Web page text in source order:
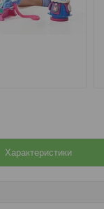
Характеристики